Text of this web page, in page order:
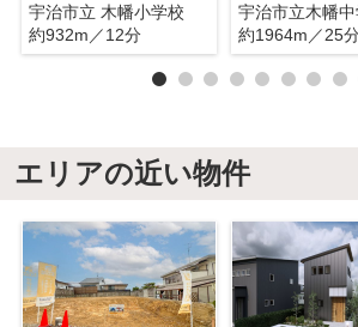
宇治市立 木幡小学校
約932m／12分
宇治市立木幡
約1964m／25
エリアの近い物件